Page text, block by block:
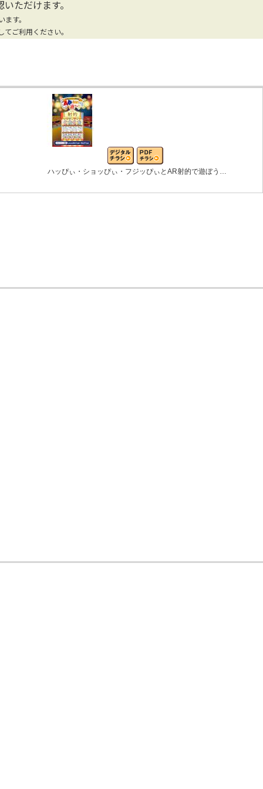
ただけます。
す。
ご利用ください。
ハッぴぃ・ショッぴぃ・フジッぴぃとAR射的で遊ぼう…